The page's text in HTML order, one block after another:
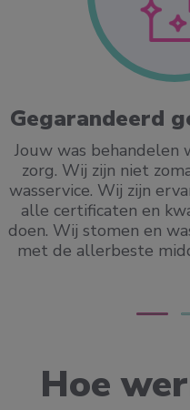
Gegarandeerd
Jouw was
zorg. Wij zijn niet
wasservice. Wij zijn
alle certificaten en
doen. Wij stomen en
met de allerbeste
Hoe